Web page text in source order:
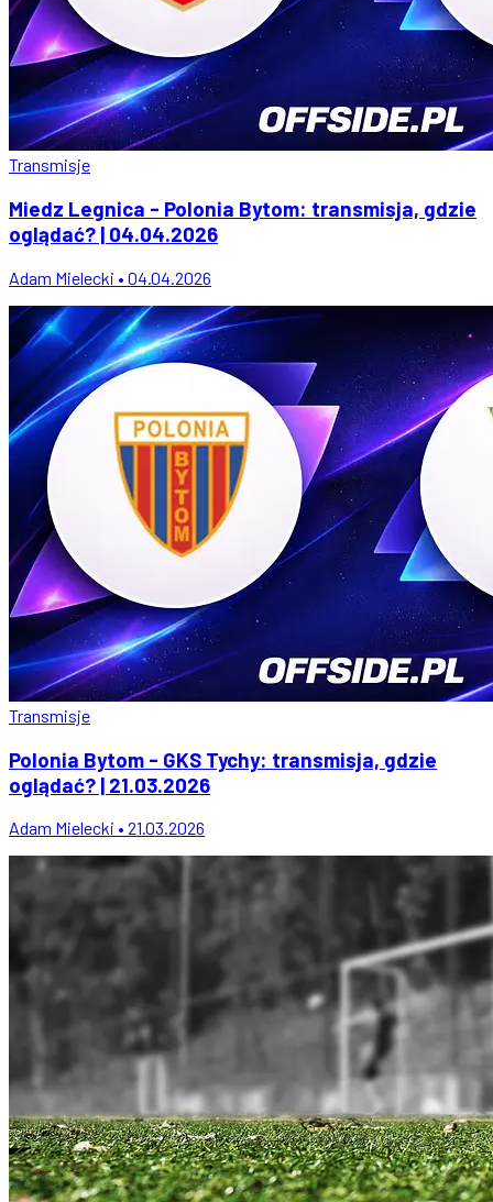
Transmisje
Miedz Legnica - Polonia Bytom: transmisja, gdzie
oglądać? | 04.04.2026
Adam Mielecki • 04.04.2026
Transmisje
Polonia Bytom - GKS Tychy: transmisja, gdzie
oglądać? | 21.03.2026
Adam Mielecki • 21.03.2026